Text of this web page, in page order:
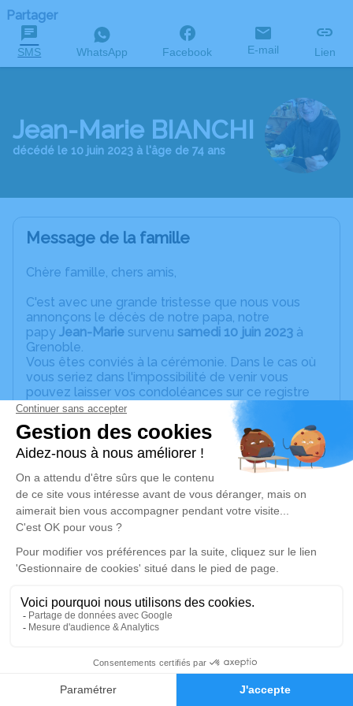
Faire-part Hommages
Partager
SMS WhatsApp Facebook E-mail Lien
Jean-Marie BIANCHI
décédé le 10 juin 2023 à l'âge de 74 ans
Message de la famille
Chère famille, chers amis,
C'est avec une grande tristesse que nous vous
annonçons le décès de notre papa, notre
papy Jean-Marie survenu samedi 10 juin 2023 à
Grenoble.
Vous êtes conviés à la cérémonie. Dans le cas où
vous seriez dans l'impossibilité de venir vous
pouvez laisser vos condoléances sur ce registre
virtuel.
Nous accueillerons vos messages avec tendresse.
Un service de plantation d’arbre hommage est
disponible ici
Je rends hommage
Crémation
Crématorium de Chambéry
86 Square Louis Sève
73000 Chambéry
Je rends hommage